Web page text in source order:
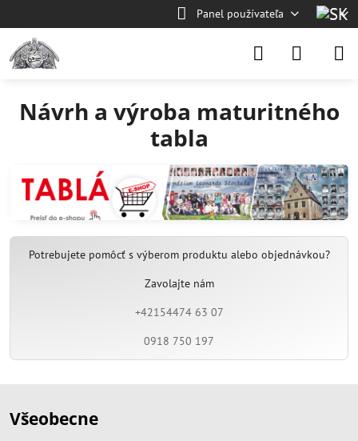
Panel používateľa
Návrh a výroba maturitného
tabla
Potrebujete pomôcť s výberom produktu alebo objednávkou?
Zavolajte nám
+42154474 63 07
0918 750 197
Všeobecne